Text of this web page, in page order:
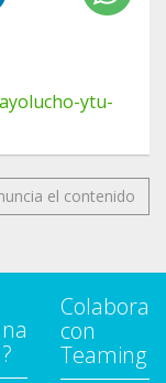
ytu-
el contenido
Colabora
con
Teaming